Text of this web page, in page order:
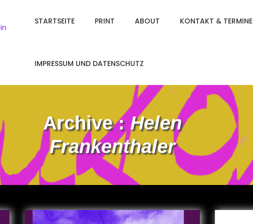
STARTSEITE PRINT ABOUT KONTAKT & TERMINE
IMPRESSUM UND DATENSCHUTZ
Archive : Helen
Frankenthaler